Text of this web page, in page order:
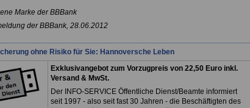
Marke der BBBank
der BBBank, 28.06.2012
ohne Risiko für Sie: Hannoversche Leben
Exklusivangebot zum Vorzugpreis von 22,50 Euro inkl.
Versand & MwSt.
Der INFO-SERVICE Öffentliche Dienst/Beamte informiert
seit 1997 - also seit fast 30 Jahren - die Beschäftigten des